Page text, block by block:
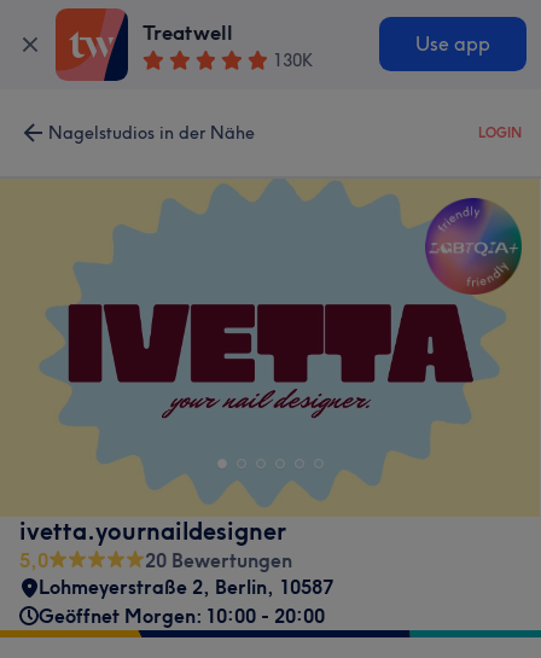
Treatwell
130K
Use app
Nagelstudios in der Nähe LOGIN
ivetta.yournaildesigner
5,0
20 Bewertungen
Lohmeyerstraße 2, Berlin, 10587
Geöffnet Morgen: 10:00 - 20:00